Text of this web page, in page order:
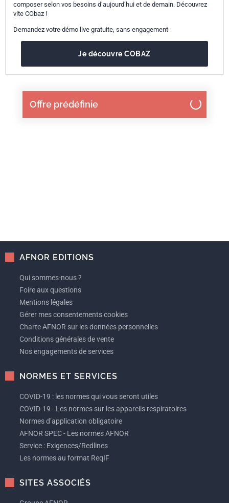
Offre prédéfinie
composer selon vos besoins d’aujourd’hui et de demain. Découvrez
vite CObaz !
Demandez votre démo live gratuite, sans engagement
Je découvre COBAZ
AFNOR EDITIONS
Qui sommes-nous ?
Foire aux questions
Mentions légales
Gérer mes consentements cookies
Charte AFNOR sur les données personnelles
Conditions générales de vente
Nos engagements de services
NORMES ET SERVICES
COVID-19 : les normes qui vous seront utiles
COVID-19 - Les normes sur les appareils respiratoires
Normes d’application obligatoire
AFNOR SPEC - Les normes AFNOR
Service : Exigences/Redlines
Les normes au format ReqIF
SITES ASSOCIÉS